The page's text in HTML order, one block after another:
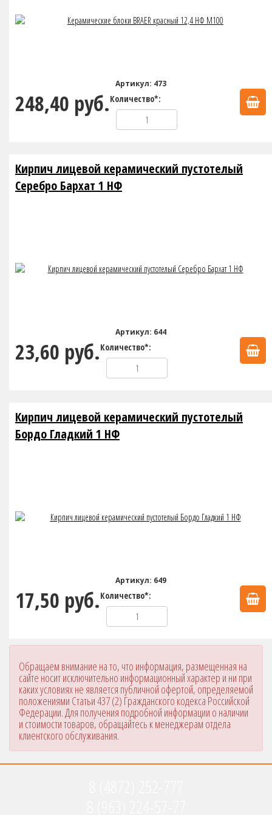
Артикул: 473
248,40 руб.Количество*:
Кирпич лицевой керамический пустотелый
Серебро Бархат 1 НФ
Артикул: 644
23,60 руб.Количество*:
Кирпич лицевой керамический пустотелый
Бордо Гладкий 1 НФ
Артикул: 649
17,50 руб.Количество*:
Обращаем внимание на то, что информация, размещенная на
сайте носит исключительно информационный характер и ни при
каких условиях не является публичной офертой, определяемой
положениями Статьи 437 (2) Гражданского кодекса Российской
Федерации. Для получения подробной информации о наличии
и стоимости товаров, обращайтесь к менеджерам отдела
клиентского обслуживания.